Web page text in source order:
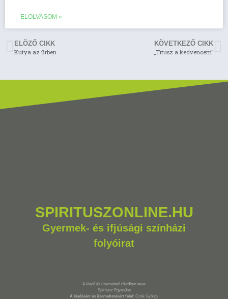
ELOLVASOM »
ELÖZŐ CIKK
Kutya az űrben
KÖVETKEZŐ CIKK
„Titusz a kedvencem”
SPIRITUSZONLINE.HU
Gyermek- és ifjúsági színházi
folyóirat
A kiadó és üzemeltető rövidített neve:
Spiritusz Egyesület
A kiadásért és üzemeltetésért felel: Csák György